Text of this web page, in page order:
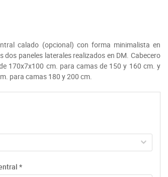
calado (opcional) con forma minimalista en
paneles laterales realizados en DM. Cabecero
170x7x100 cm. para camas de 150 y 160 cm. y
para camas 180 y 200 cm.
*